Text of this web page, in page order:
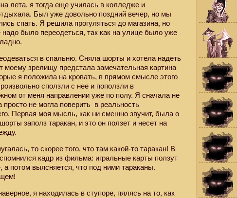
лета, я тогда еще училась в колледже и
Был уже довольно поздний вечер, но мы
спать. Я решила прогуляться до магазина, но
надо было переодеться, так как на улице было уже
в спальню. Сняла шорты и хотела надеть
моему зрелищу предстала замечательная картина
я положила на кровать, в прямом смысле этого
сползли с нее и поползли в
от меня направлении уже по полу. Я сначала не
просто не могла поверить в реальность
Первая моя мысль, как ни смешно звучит, была о
заполз таракан, и это он ползет и несет на
то скорее того, что там какой-то таракан! В
кадр из фильма: игральные карты ползут
а потом выясняется, что под ними тараканы.
я находилась в ступоре, пялясь на то, как